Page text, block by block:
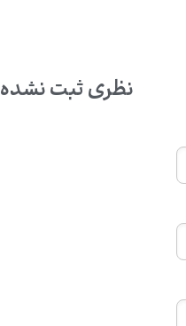
نظری ثبت نشده